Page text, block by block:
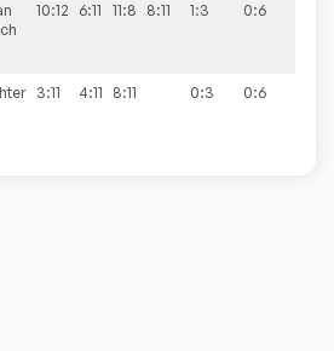
10:12 6:11 11:8 8:11 1:3 0:6
3:11 4:11 8:11 0:3 0:6